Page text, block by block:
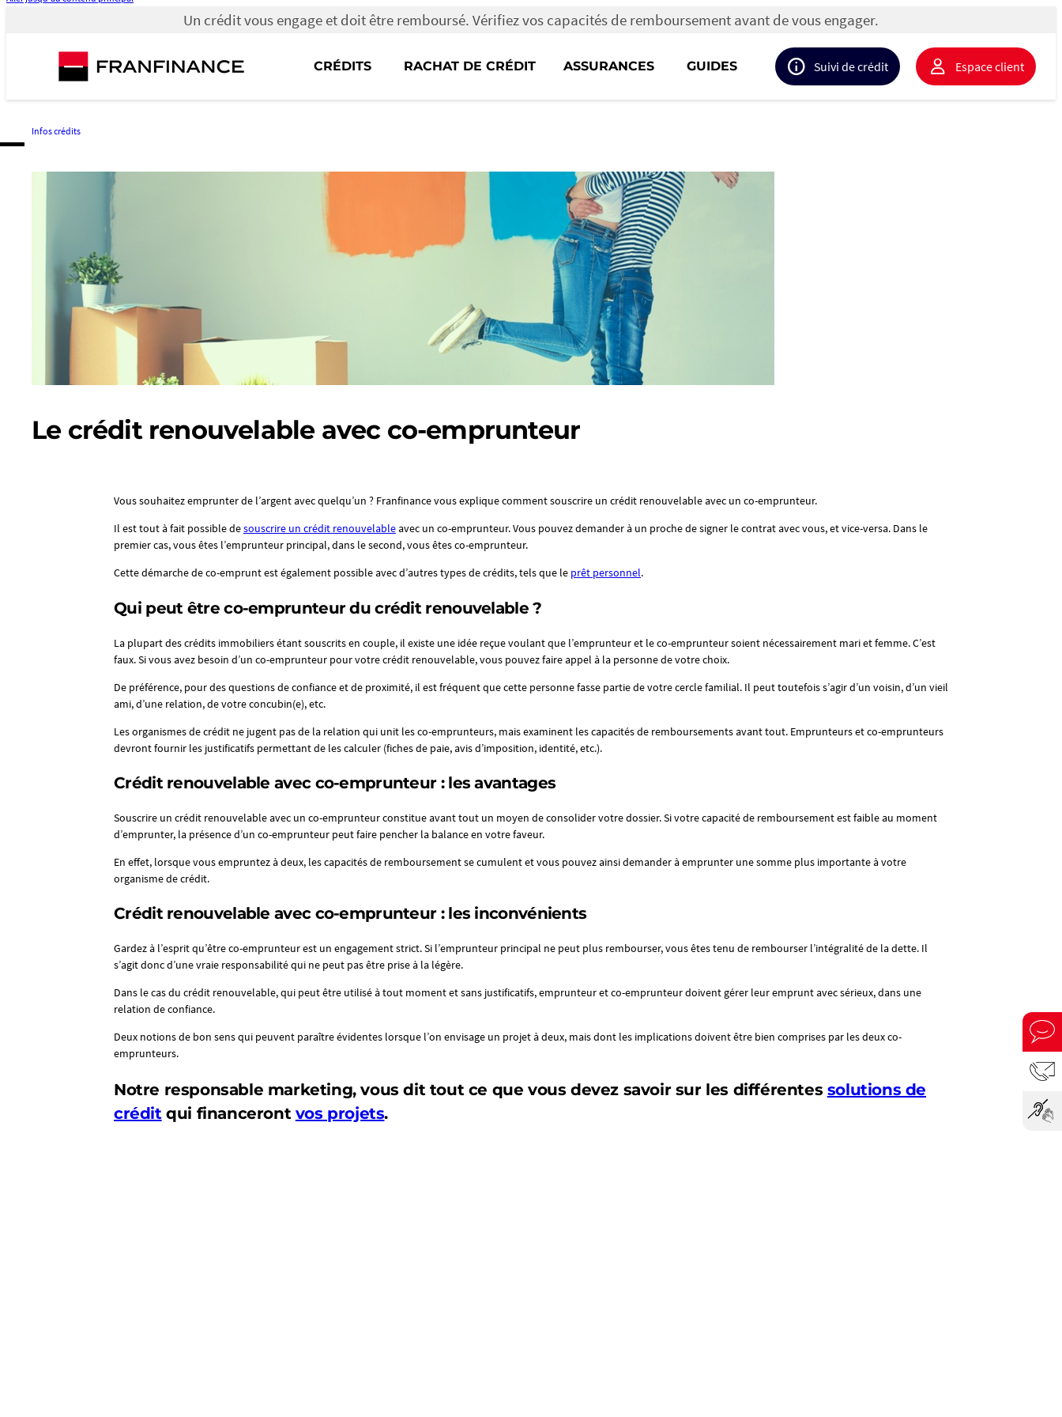
Un crédit vous engage et doit être remboursé. Vérifiez vos capacités de remboursement avant de vous engager.
doit
remboursé.
Vérifiez
CRÉDITS RACHAT DE CRÉDIT ASSURANCES GUIDES Suivi de crédit Espace client
Infos crédits
Le crédit renouvelable avec co-emprunteur
Vous souhaitez emprunter de l’argent avec quelqu’un ? Franfinance vous explique comment souscrire un crédit renouvelable avec un co-emprunteur.
Il est tout à fait possible desouscrire un crédit renouvelableavec un co-emprunteur. Vous pouvez demander à un proche de signer le contrat avec vous, et vice-versa. Dans le
premier cas, vous êtes l’emprunteur principal, dans le second, vous êtes co-emprunteur.
Cette démarche de co-emprunt est également possible avec d’autres types de crédits, tels que le prêt personnel.
Qui peut être co-emprunteur du crédit renouvelable ?
La plupart des crédits immobiliers étant souscrits en couple, il existe une idée reçue voulant que l’emprunteur et le co-emprunteur soient nécessairement mari et femme. C’est
faux. Si vous avez besoin d’un co-emprunteur pour votre crédit renouvelable, vous pouvez faire appel à la personne de votre choix.
De préférence, pour des questions de confiance et de proximité, il est fréquent que cette personne fasse partie de votre cercle familial. Il peut toutefois s’agir d’un voisin, d’un vieil
ami, d’une relation, de votre concubin(e), etc.
Les organismes de crédit ne jugent pas de la relation qui unit les co-emprunteurs, mais examinent les capacités de remboursements avant tout. Emprunteurs et co-emprunteurs
devront fournir les justificatifs permettant de les calculer (fiches de paie, avis d’imposition, identité, etc.).
Crédit renouvelable avec co-emprunteur : les avantages
Souscrire un crédit renouvelable avec un co-emprunteur constitue avant tout un moyen de consolider votre dossier. Si votre capacité de remboursement est faible au moment
d’emprunter, la présence d’un co-emprunteur peut faire pencher la balance en votre faveur.
En effet, lorsque vous empruntez à deux, les capacités de remboursement se cumulent et vous pouvez ainsi demander à emprunter une somme plus importante à votre
organisme de crédit.
Crédit renouvelable avec co-emprunteur : les inconvénients
Gardez à l’esprit qu’être co-emprunteur est un engagement strict. Si l’emprunteur principal ne peut plus rembourser, vous êtes tenu de rembourser l’intégralité de la dette. Il
s’agit donc d’une vraie responsabilité qui ne peut pas être prise à la légère.
Dans le cas du crédit renouvelable, qui peut être utilisé à tout moment et sans justificatifs, emprunteur et co-emprunteur doivent gérer leur emprunt avec sérieux, dans une
relation de confiance.
Deux notions de bon sens qui peuvent paraître évidentes lorsque l’on envisage un projet à deux, mais dont les implications doivent être bien comprises par les deux co-
emprunteurs.
Notre responsable marketing, vous dit tout ce que vous devez savoir sur les différentes solutions de
créditqui financeront vos projets.